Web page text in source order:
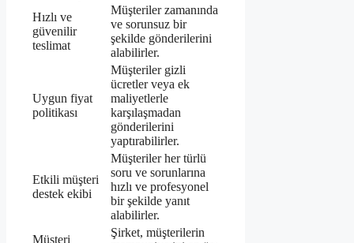
Hızlı ve
güvenilir
teslimat
Müşteriler zamanında
ve sorunsuz bir
şekilde gönderilerini
alabilirler.
Uygun fiyat
politikası
Müşteriler gizli
ücretler veya ek
maliyetlerle
karşılaşmadan
gönderilerini
yaptırabilirler.
Etkili müşteri
destek ekibi
Müşteriler her türlü
soru ve sorunlarına
hızlı ve profesyonel
bir şekilde yanıt
alabilirler.
Müşteri
Şirket, müşterilerin